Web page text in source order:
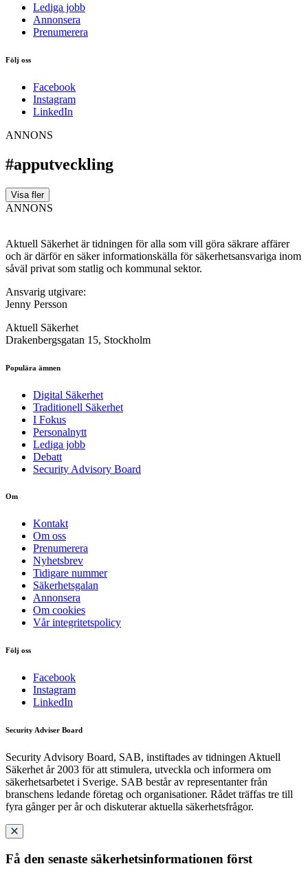
Lediga jobb
Annonsera
Prenumerera
Följ oss
Facebook
Instagram
LinkedIn
ANNONS
#apputveckling
Visa fler
ANNONS
Aktuell Säkerhet är tidningen för alla som vill göra säkrare affärer
och är därför en säker informationskälla för säkerhets­ansvariga inom
såväl privat som statlig och kommunal sektor.
Ansvarig utgivare:
Jenny Persson
Aktuell Säkerhet
Drakenbergsgatan 15, Stockholm
Populära ämnen
Digital Säkerhet
Traditionell Säkerhet
I Fokus
Personalnytt
Lediga jobb
Debatt
Security Advisory Board
Om
Kontakt
Om oss
Prenumerera
Nyhetsbrev
Tidigare nummer
Säkerhetsgalan
Annonsera
Om cookies
Vår integritetspolicy
Följ oss
Facebook
Instagram
LinkedIn
Security Adviser Board
Security Advisory Board, SAB, instiftades av tidningen Aktuell
Säkerhet år 2003 för att stimulera, utveckla och informera om
säkerhetsarbetet i Sverige. SAB består av representanter från
branschens ledande företag och organisationer. Rådet träffas tre till
fyra gånger per år och diskuterar aktuella säkerhetsfrågor.
Få den senaste säkerhetsinformationen först